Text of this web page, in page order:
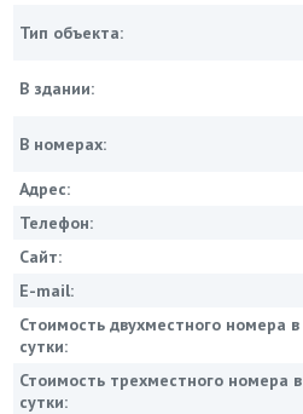
Тип объекта:
В здании:
В номерах:
Адрес:
Телефон:
Сайт:
E-mail:
Стоимость двухместного номера в
сутки:
Стоимость трехместного номера в
сутки: